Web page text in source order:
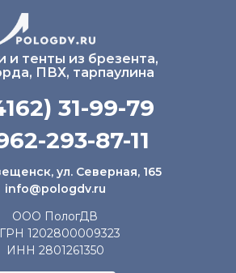
и тенты из брезента,
ПВХ, тарпаулина
ООО ПологДВ
1202800009323
ИНН 2801261350
31-99-79
ул. Северная, 165
info@pologdv.ru
293-87-11